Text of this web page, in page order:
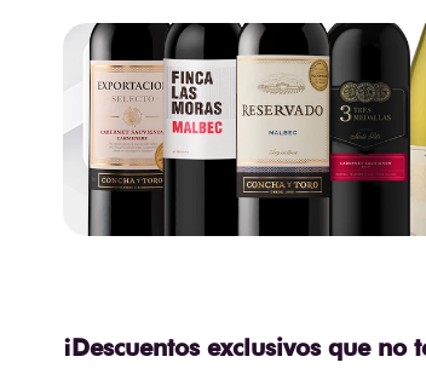
¡Descuentos exclusivos que no